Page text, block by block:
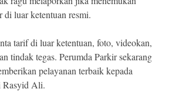
di luar ketentuan resmi.
tarif di luar ketentuan, foto, videokan,
tindak tegas. Perumda Parkir sekarang
pelayanan terbaik kepada
Rasyid Ali.